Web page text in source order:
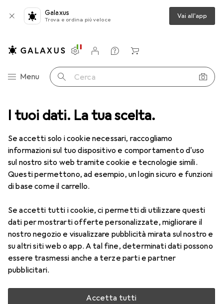
I tuoi dati. La tua scelta.
Se accetti solo i cookie necessari, raccogliamo
informazioni sul tuo dispositivo e comportamento d'uso
sul nostro sito web tramite cookie e tecnologie simili.
Questi permettono, ad esempio, un login sicuro e funzioni
di base come il carrello.
Se accetti tutti i cookie, ci permetti di utilizzare questi
dati per mostrarti offerte personalizzate, migliorare il
nostro negozio e visualizzare pubblicità mirata sul nostro e
su altri siti web o app. A tal fine, determinati dati possono
essere trasmessi anche a terze parti e partner
pubblicitari.
Accetta tutti
Galaxus
Trova e ordina più veloce Vai all'app
Categoria Navigazione
Menu Cerca
Impostazioni
Conto cliente
Liste di confronto
Liste dei desideri
Carrello
Lenti a contatto Air Optix più HydraGlyde per l'astigmatismo
1 Immagine
−5%
Air Optix più HydraGlyde per
l'astigmatismo
-1.75, Obiettivo mensile, 6 pz., Torico
Prezzo in EUR IVA incl.
Valutazioni